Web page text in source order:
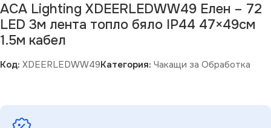
ACA Lighting XDEERLEDWW49 Елен – 72
LED 3м лента топло бяло IP44 47×49см
1.5м кабел
Код: XDEERLEDWW49Категория: Чакащи за Обработка